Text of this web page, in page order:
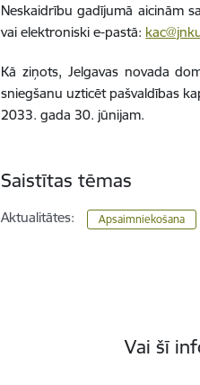
Neskaidrību gadījumā aicinām
vai elektroniski e-pastā:
Kā ziņots, Jelgavas novada
sniegšanu uzticēt pašvaldības
2033. gada 30. jūnijam.
Saistītas tēmas
Aktualitātes: Apsaimniekošana
Vai šī